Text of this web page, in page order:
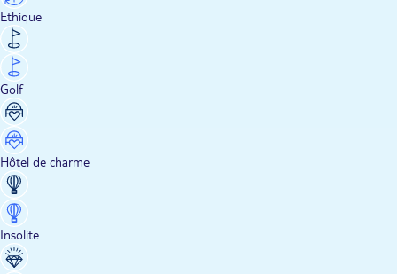
Ethique
Golf
Hôtel de charme
Insolite